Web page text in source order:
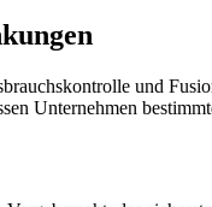
und
Unternehmen